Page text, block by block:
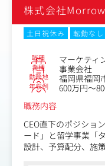
入社～3ヶ月：座学＋
得
3ヶ月～：メンバー
＜ポジションの魅力＞
・入社1年目から裁
る環境
・「全員センター長
・残業月20時間程度
株式会社
土日祝休み 転勤なし
職種 マーケティ
業種 事業会社
勤務地 福岡県福岡
年収例
600万円～
職務内容
CEO直下のポジショ
ード」と留学事業「
設計、予算配分、施